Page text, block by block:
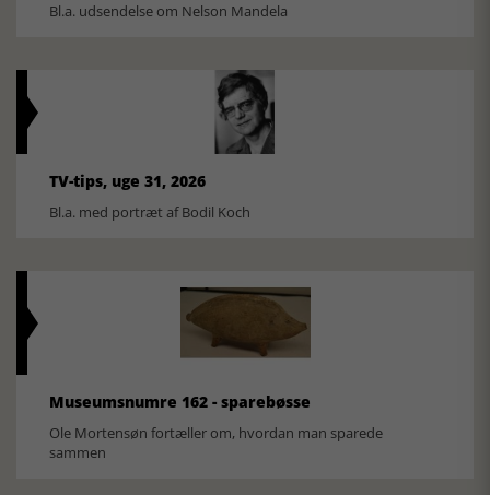
Bl.a. udsendelse om Nelson Mandela
TV-tips, uge 31, 2026
Bl.a. med portræt af Bodil Koch
Museumsnumre 162 - sparebøsse
Ole Mortensøn fortæller om, hvordan man sparede
sammen